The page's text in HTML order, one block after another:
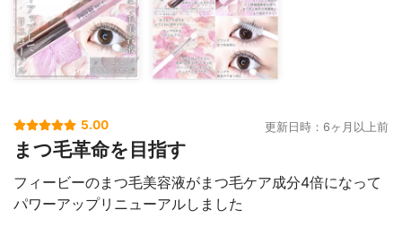
5.00 更新日時：6ヶ月以上前
まつ毛革命を目指す
フィービーのまつ毛美容液がまつ毛ケア成分4倍になって
パワーアップリニューアルしました